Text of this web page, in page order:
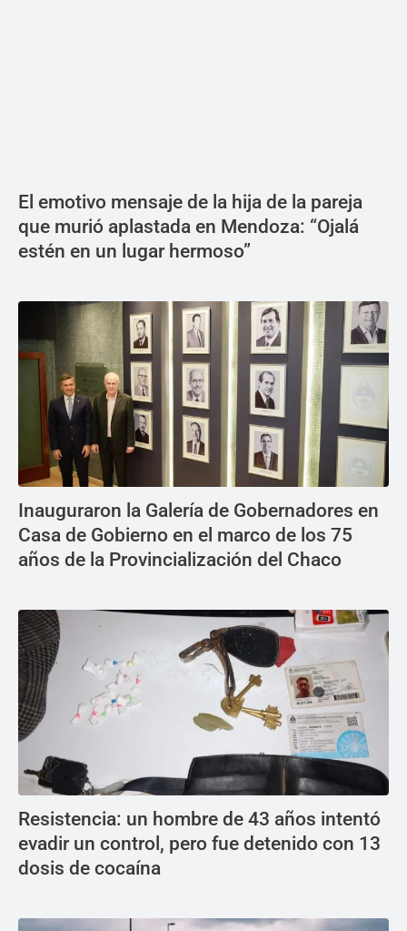
El emotivo mensaje de la hija de la pareja
que murió aplastada en Mendoza: “Ojalá
estén en un lugar hermoso”
Inauguraron la Galería de Gobernadores en
Casa de Gobierno en el marco de los 75
años de la Provincialización del Chaco
Resistencia: un hombre de 43 años intentó
evadir un control, pero fue detenido con 13
dosis de cocaína